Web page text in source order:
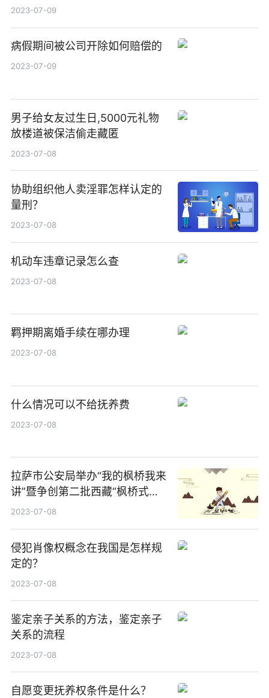
2023-07-09
病假期间被公司开除如何赔偿的
2023-07-09
男子给女友过生日,5000元礼物
放楼道被保洁偷走藏匿
2023-07-08
协助组织他人卖淫罪怎样认定的
量刑？
2023-07-08
机动车违章记录怎么查
2023-07-08
羁押期离婚手续在哪办理
2023-07-08
什么情况可以不给抚养费
2023-07-08
拉萨市公安局举办“我的枫桥我来
讲”暨争创第二批西藏“枫桥式公
安派出所”主题演讲比武竞赛活动
2023-07-08
侵犯肖像权概念在我国是怎样规
定的？
2023-07-08
鉴定亲子关系的方法，鉴定亲子
关系的流程
2023-07-08
自愿变更抚养权条件是什么？